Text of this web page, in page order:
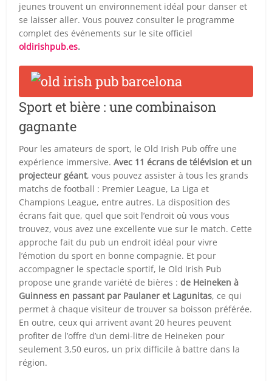
jeunes trouvent un environnement idéal pour danser et
se laisser aller. Vous pouvez consulter le programme
complet des événements sur le site officiel
oldirishpub.es.
Sport et bière : une combinaison
gagnante
Pour les amateurs de sport, le Old Irish Pub offre une
expérience immersive.Avec 11 écrans de télévision et un
projecteur géant, vous pouvez assister à tous les grands
matchs de football : Premier League, La Liga et
Champions League, entre autres. La disposition des
écrans fait que, quel que soit l’endroit où vous vous
trouvez, vous avez une excellente vue sur le match. Cette
approche fait du pub un endroit idéal pour vivre
l’émotion du sport en bonne compagnie. Et pour
accompagner le spectacle sportif, le Old Irish Pub
propose une grande variété de bières :de Heineken à
Guinness en passant par Paulaner et Lagunitas, ce qui
permet à chaque visiteur de trouver sa boisson préférée.
En outre, ceux qui arrivent avant 20 heures peuvent
profiter de l’offre d’un demi-litre de Heineken pour
seulement 3,50 euros, un prix difficile à battre dans la
région.